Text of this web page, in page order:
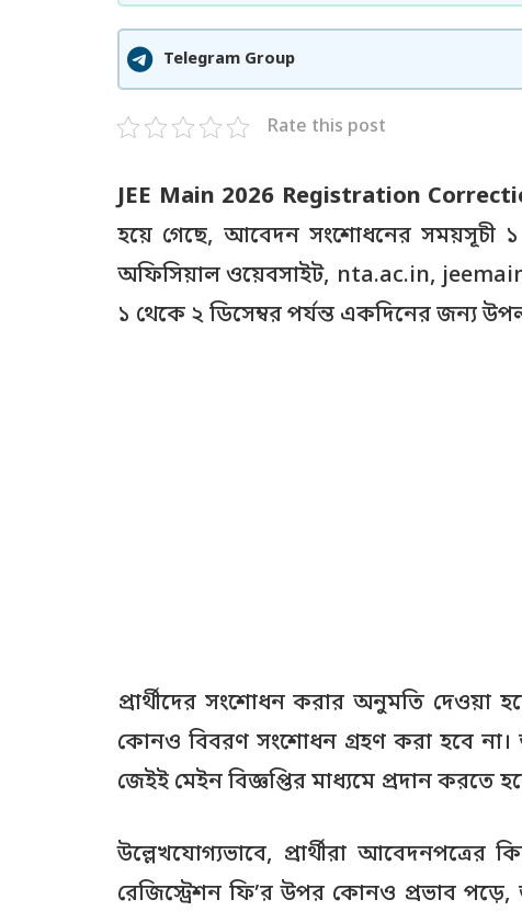
Telegram Group
Rate this post
JEE Main 2026 Registration
হয়ে গেছে, আবেদন সংশোধনের সময়সূচী ১
অফিসিয়াল ওয়েবসাইট, nta.ac.in,
১ থেকে ২ ডিসেম্বর পর্যন্ত একদিনের জন্য
প্রার্থীদের সংশোধন করার অনুমতি দেওয়া
কোনও বিবরণ সংশোধন গ্রহণ করা হবে না।
জেইই মেইন বিজ্ঞপ্তির মাধ্যমে প্রদান করতে
উল্লেখযোগ্যভাবে, প্রার্থীরা আবেদনপত্রের
রেজিস্ট্রেশন ফি’র উপর কোনও প্রভাব পড়ে,